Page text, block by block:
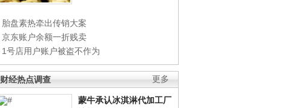
胎盘素热牵出传销大案
京东账户余额一折贱卖
1号店用户账户被盗不作为
更多
财经热点调查
蒙牛承认冰淇淋代加工厂